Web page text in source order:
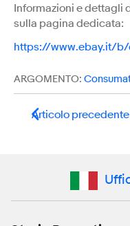
Informazioni e dettagli
sulla pagina dedicata:
https://www.ebay.it/b/
ARGOMENTO:
Articolo precedente